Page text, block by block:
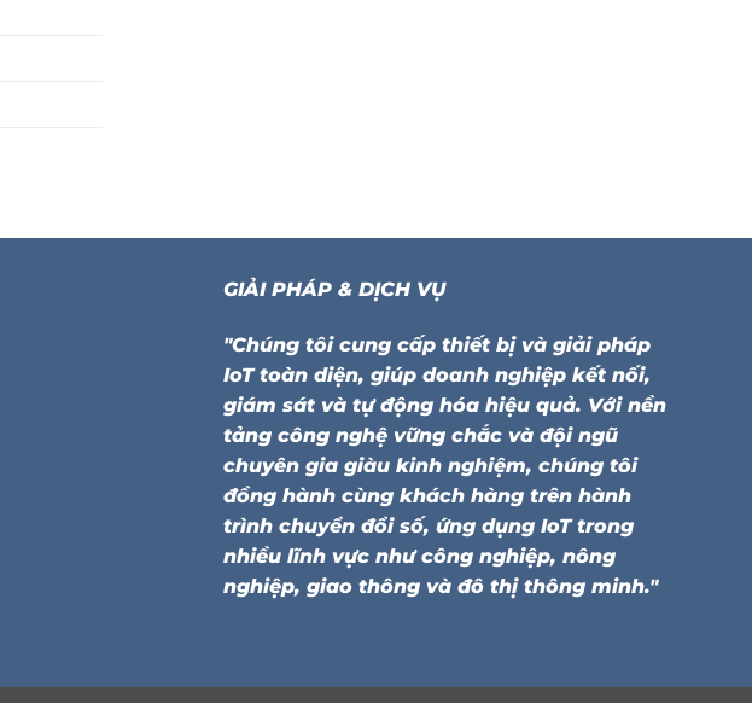
GIẢI PHÁP & DỊCH VỤ
"Chúng tôi cung cấp thiết bị và giải pháp
IoT toàn diện, giúp doanh nghiệp kết nối,
giám sát và tự động hóa hiệu quả. Với nền
tảng công nghệ vững chắc và đội ngũ
chuyên gia giàu kinh nghiệm, chúng tôi
đồng hành cùng khách hàng trên hành
trình chuyển đổi số, ứng dụng IoT trong
nhiều lĩnh vực như công nghiệp, nông
nghiệp, giao thông và đô thị thông minh."